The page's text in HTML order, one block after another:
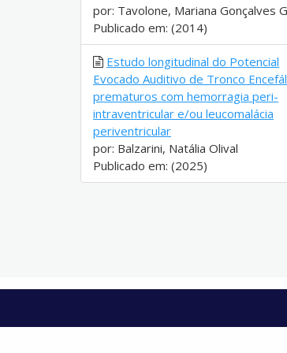
por: Tavolone, Mariana Gonçalves
Publicado em: (2014)
Estudo longitudinal do Potencial
Evocado Auditivo de Tronco
prematuros com hemorragia peri-
intraventricular e/ou leucomalácia
periventricular
por: Balzarini, Natália Olival
Publicado em: (2025)